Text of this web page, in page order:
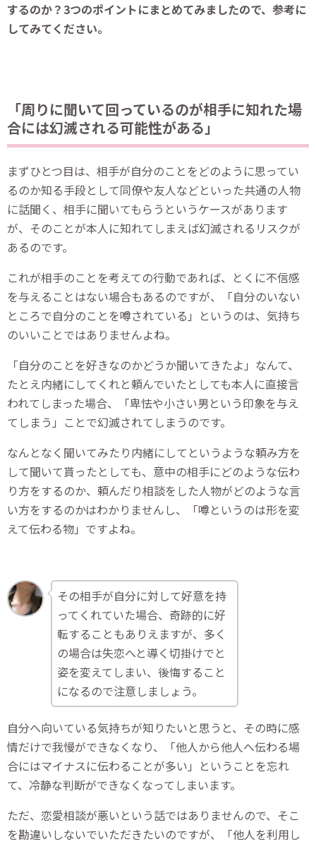
するのか？3つのポイントにまとめてみましたので、参考に
してみてください。
「周りに聞いて回っているのが相手に知れた場
合には幻滅される可能性がある」
まずひとつ目は、相手が自分のことをどのように思ってい
るのか知る手段として同僚や友人などといった共通の人物
に話聞く、相手に聞いてもらうというケースがあります
が、そのことが本人に知れてしまえば幻滅されるリスクが
あるのです。
これが相手のことを考えての行動であれば、とくに不信感
を与えることはない場合もあるのですが、「自分のいない
ところで自分のことを噂されている」というのは、気持ち
のいいことではありませんよね。
「自分のことを好きなのかどうか聞いてきたよ」なんて、
たとえ内緒にしてくれと頼んでいたとしても本人に直接言
われてしまった場合、「卑怯や小さい男という印象を与え
てしまう」ことで幻滅されてしまうのです。
なんとなく聞いてみたり内緒にしてというような頼み方を
して聞いて貰ったとしても、意中の相手にどのような伝わ
り方をするのか、頼んだり相談をした人物がどのような言
い方をするのかはわかりませんし、「噂というのは形を変
えて伝わる物」ですよね。
その相手が自分に対して好意を持
ってくれていた場合、奇跡的に好
転することもありえますが、多く
の場合は失恋へと導く切掛けでと
姿を変えてしまい、後悔すること
になるので注意しましょう。
自分へ向いている気持ちが知りたいと思うと、その時に感
情だけで我慢ができなくなり、「他人から他人へ伝わる場
合にはマイナスに伝わることが多い」ということを忘れ
て、冷静な判断ができなくなってしまいます。
ただ、恋愛相談が悪いという話ではありませんので、そこ
を勘違いしないでいただきたいのですが、「他人を利用し